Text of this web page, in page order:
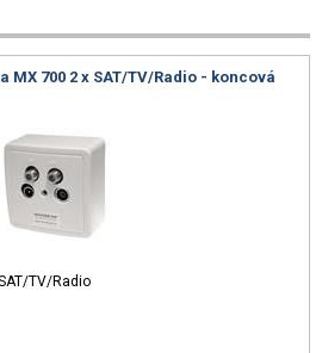
MX 700 2 x SAT/TV/Radio - koncová
TV/Radio